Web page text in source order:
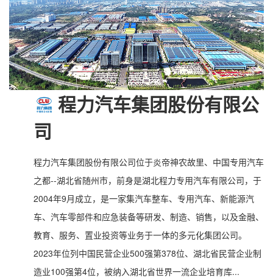
程力汽车集团股份有限公
司
程力汽车集团股份有限公司位于炎帝神农故里、中国专用汽车
之都--湖北省随州市，前身是湖北程力专用汽车有限公司，于
2004年9月成立，是一家集汽车整车、专用汽车、新能源汽
车、汽车零部件和应急装备等研发、制造、销售，以及金融、
教育、服务、置业投资等业务于一体的多元化集团公司。
2023年位列中国民营企业500强第378位、湖北省民营企业制
造业100强第4位，被纳入湖北省世界一流企业培育库...